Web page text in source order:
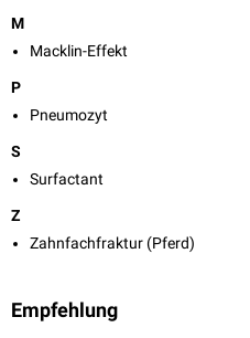
M
Macklin-Effekt
P
Pneumozyt
S
Surfactant
Z
Zahnfachfraktur (Pferd)
Empfehlung